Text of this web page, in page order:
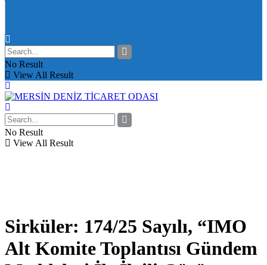
No Result
View All Result
No Result
View All Result
Sirküler: 174/25 Sayılı, “IMO
Alt Komite Toplantısı Gündem